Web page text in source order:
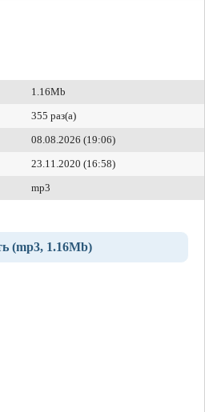
1.16Mb
355 раз(а)
08.08.2026 (19:06)
23.11.2020 (16:58)
mp3
(mp3, 1.16Mb)